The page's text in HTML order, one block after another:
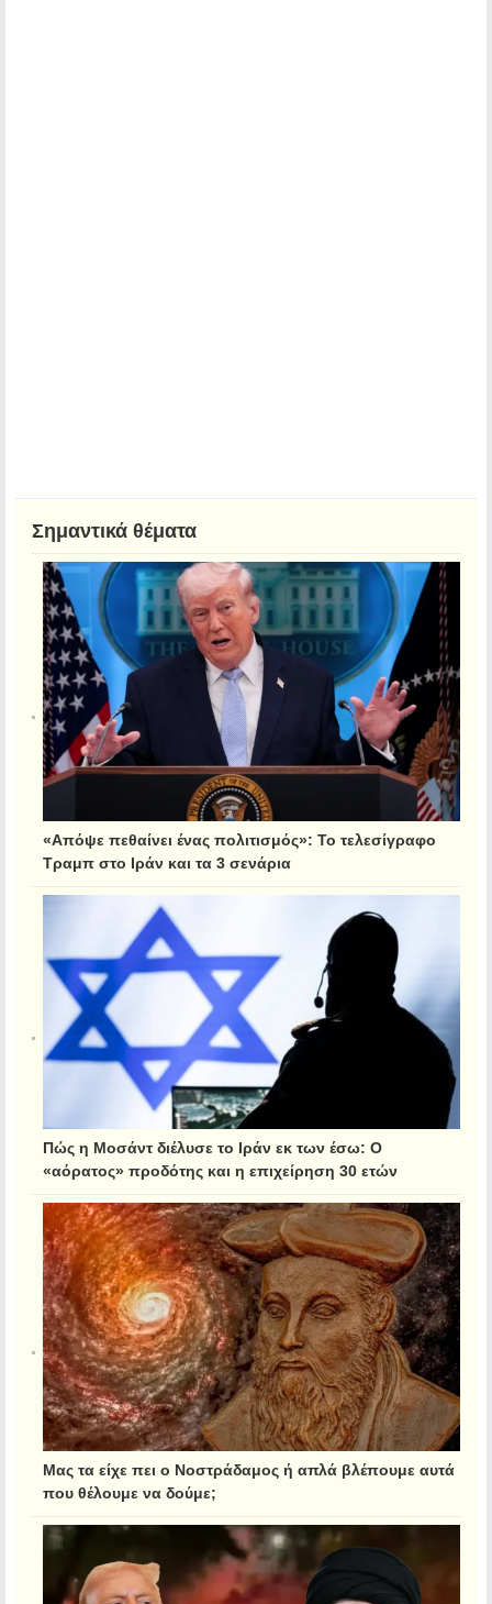
Σημαντικά θέματα
«Απόψε πεθαίνει ένας πολιτισμός»: Το τελεσίγραφο
Τραμπ στο Ιράν και τα 3 σενάρια
Πώς η Μοσάντ διέλυσε το Ιράν εκ των έσω: Ο
«αόρατος» προδότης και η επιχείρηση 30 ετών
Μας τα είχε πει ο Νοστράδαμος ή απλά βλέπουμε αυτά
που θέλουμε να δούμε;